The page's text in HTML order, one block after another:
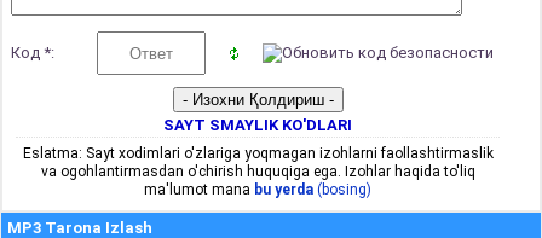
Код *:
SAYT SMAYLIK KO'DLARI
Eslatma: Sayt xodimlari o'zlariga yoqmagan izohlarni faollashtirmaslik
va ogohlantirmasdan o'chirish huquqiga ega. Izohlar haqida to'liq
ma'lumot mana bu yerda (bosing)
MP3 Tarona Izlash